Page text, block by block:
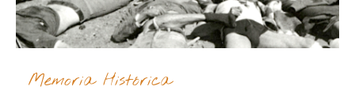
Memoria Histórica